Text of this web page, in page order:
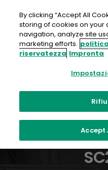
contenuto
Caso di
By clicking “Accept All
storing of cookies on your
navigation, analyze site
marketing efforts.
riservatezza Impronta
Accept